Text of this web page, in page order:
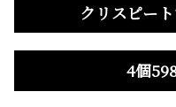
クリスピー
4個